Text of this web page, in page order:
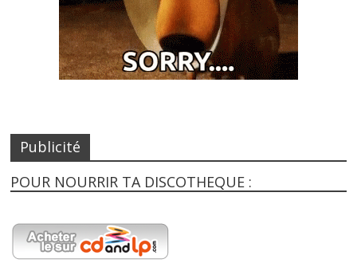
Publicité
POUR NOURRIR TA DISCOTHEQUE :